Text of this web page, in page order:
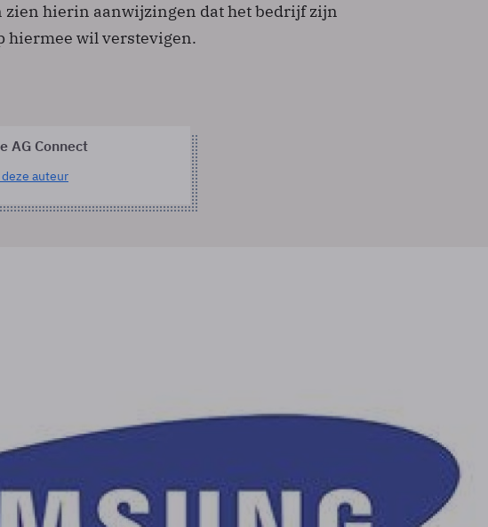
zien hierin aanwijzingen dat het bedrijf zijn
hiermee wil verstevigen.
AG Connect
deze auteur